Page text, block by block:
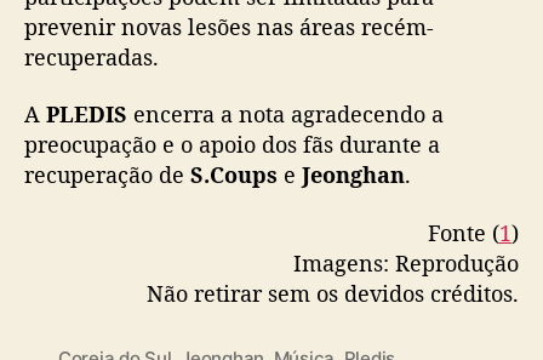
e
g
a
n
prevenir novas lesões nas áreas recém-
recuperadas.
A PLEDIS encerra a nota agradecendo a
preocupação e o apoio dos fãs durante a
recuperação de S.Coups e Jeonghan.
Fonte (1)
Imagens: Reprodução
Não retirar sem os devidos créditos.